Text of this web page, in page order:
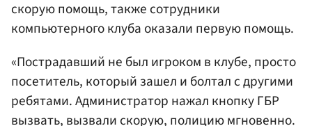
скорую помощь, также сотрудники
компьютерного клуба оказали первую помощь.
«Пострадавший не был игроком в клубе, просто
посетитель, который зашел и болтал с другими
ребятами. Администратор нажал кнопку ГБР
вызвать, вызвали скорую, полицию мгновенно.